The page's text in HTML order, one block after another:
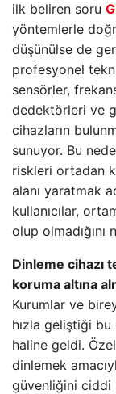
ilk beliren soru
yöntemlerle
düşünülse de
profesyonel
sensörler,
dedektörleri ve
cihazların
sunuyor. Bu
riskleri ortadan
alanı yaratmak
kullanıcılar,
olup
Dinleme cihazı
koruma altına
Kurumlar ve
hızla geliştiği
haline geldi.
dinlemek
güvenliğini ciddi